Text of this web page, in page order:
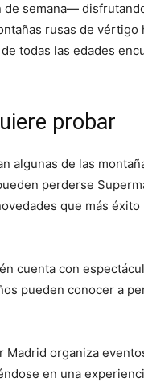
semana—
rusas de vértigo
todas las edades
probar
algunas de las
perderse
que más éxito
cuenta con
pueden conocer a
Madrid organiza
en una